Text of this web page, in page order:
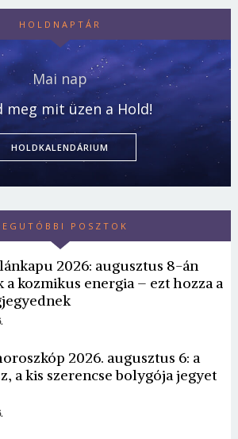
HOLDNAPTÁR
Mai nap
meg mit üzen a Hold!
HOLDKALENDÁRIUM
POSZTOK
2026: augusztus 8-án
a kozmikus energia – ezt hozza a
2026. augusztus 6: a
a kis szerencse bolygója jegyet
bejelentkezés
felhasználónév